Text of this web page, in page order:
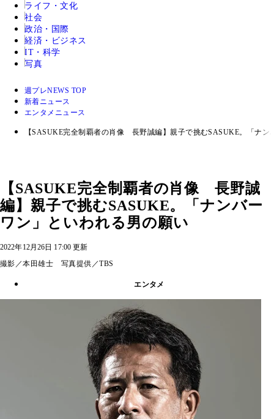
ライフ・文化
社会
政治・国際
経済・ビジネス
IT・科学
写真
週プレNEWS TOP
新着ニュース
エンタメニュース
【SASUKE完全制覇者の肖像 長野誠編】親子で挑むSASUKE。「ナン
【SASUKE完全制覇者の肖像 長野誠
編】親子で挑むSASUKE。「ナンバー
ワン」といわれる男の願い
2022年12月26日 17:00 更新
撮影／本田雄士 写真提供／TBS
エンタメ